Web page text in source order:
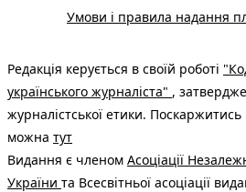
Умови і правила надання
Редакція керується в своїй роботі
українського журналіста" ,
журналістської етики. Поскаржитись
можна тут
Видання є членом Асоціації
України та Всесвітньої асоціації